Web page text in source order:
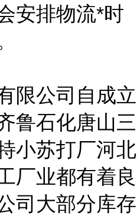
安排物流*时
限公司自成立
鲁石化唐山三
小苏打厂河北
厂业都有着良
司大部分库存